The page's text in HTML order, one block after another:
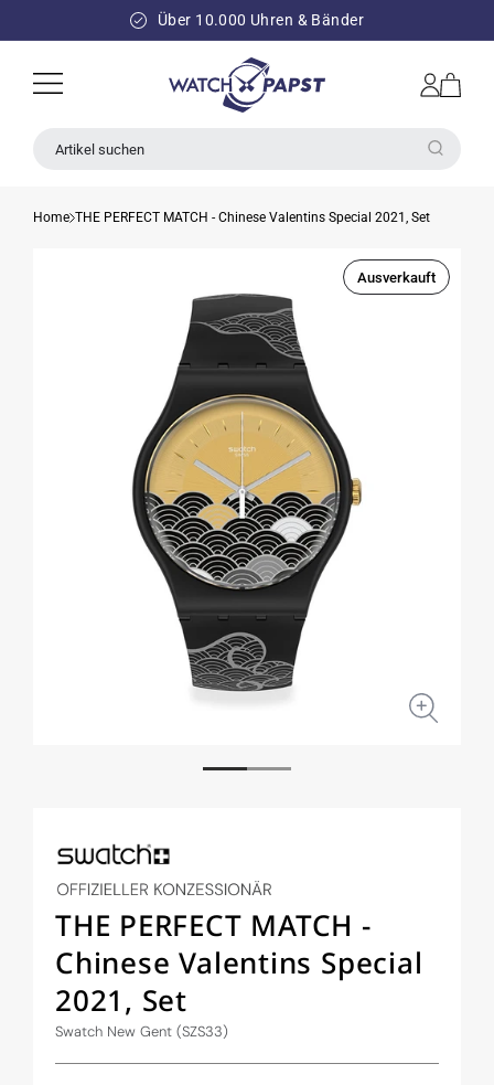
INHALT
Über 10.000 Uhren & Bänder
Einloggen
Warenkorb
Artikel suchen
Home THE PERFECT MATCH - Chinese Valentins Special 2021, Set
Ausverkauft
THE PERFECT MATCH -
Chinese Valentins Special
2021, Set
Swatch New Gent (SZS33)